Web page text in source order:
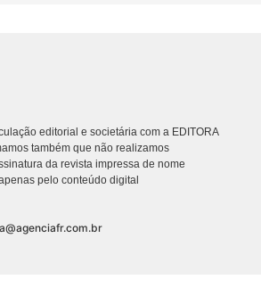
editorial e societária com a EDITORA
também que não realizamos
da revista impressa de nome
pelo conteúdo digital